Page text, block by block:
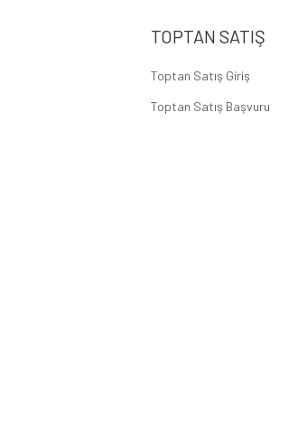
TOPTAN SATIŞ
Toptan Satış Giriş
Toptan Satış Başvuru